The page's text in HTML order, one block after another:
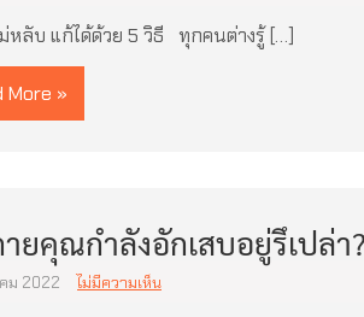
หลับ แก้ได้ด้วย 5 วิธี ทุกคนต่างรู้ […]
More »
ายคุณกำลังอักเสบอยู่รึเปล่า
ม 2022 ไม่มีความเห็น